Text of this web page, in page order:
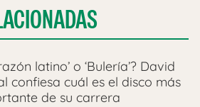
latino’ o ‘Bulería’? David
confiesa cuál es el disco más
de su carrera